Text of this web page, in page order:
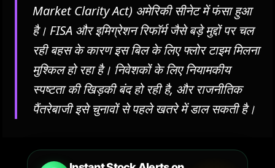
Market Clarity Act) अमेरिकी सीनेट में फंसा हुआ
है। FISA और इमिग्रेशन रिफॉर्म जैसे बड़े मुद्दों पर चल
रही बहस के कारण इस बिल के लिए फ्लोर टाइम मिलना
मुश्किल हो रहा है। निवेशकों के लिए नियामकीय
स्पष्टता की खिड़की बंद हो रही है, और राजनीतिक
पैंतरेबाजी इसे चुनावों से पहले खतरे में डाल सकती है।